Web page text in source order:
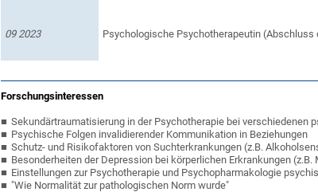
09 2023 Psychologische Psychotherapeutin
Forschungsinteressen
Sekundärtraumatisierung in der Psychotherapie bei verschiedenen
Psychische Folgen invalidierender Kommunikation in Beziehungen
Schutz- und Risikofaktoren von Suchterkrankungen (z.B.
Besonderheiten der Depression bei körperlichen Erkrankungen (z.B.
Einstellungen zur Psychotherapie und Psychopharmakologie
"Wie Normalität zur pathologischen Norm wurde"